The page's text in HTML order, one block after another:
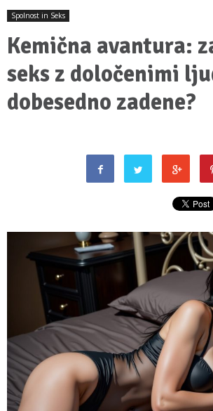
Spolnost in Seks
Kemična avantura:
seks z določenimi
dobesedno zadene?